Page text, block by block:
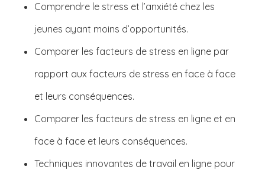
Comprendre le stress et l’anxiété chez les
jeunes ayant moins d’opportunités.
Comparer les facteurs de stress en ligne par
rapport aux facteurs de stress en face à face
et leurs conséquences.
Comparer les facteurs de stress en ligne et en
face à face et leurs conséquences.
Techniques innovantes de travail en ligne pour